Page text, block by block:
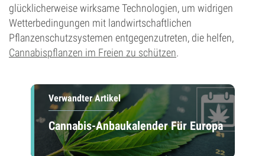
glücklicherweise wirksame Technologien, um widrigen
Wetterbedingungen mit landwirtschaftlichen
Pflanzenschutzsystemen entgegenzutreten, die helfen,
Cannabispflanzen im Freien zu schützen.
Verwandter Artikel
Cannabis-Anbaukalender Für Europa